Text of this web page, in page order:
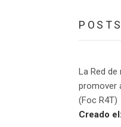
La Red
promover
(Foc R4T)
Creado el: